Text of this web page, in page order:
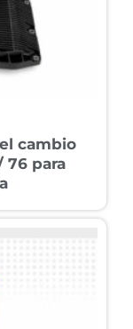
cambio
76 para